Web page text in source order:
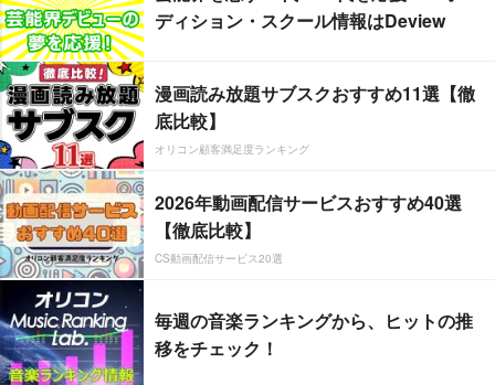
ディション・スクール情報はDeview
漫画読み放題サブスクおすすめ11選【徹
底比較】
オリコン顧客満足度ランキング
2026年動画配信サービスおすすめ40選
【徹底比較】
CS動画配信サービス20選
毎週の音楽ランキングから、ヒットの推
移をチェック！